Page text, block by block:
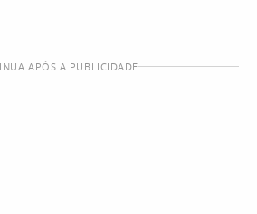
APÓS A PUBLICIDADE